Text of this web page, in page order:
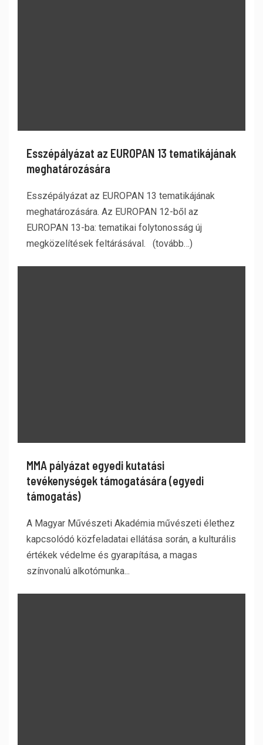
Esszépályázat az EUROPAN 13 tematikájának
meghatározására
Esszépályázat az EUROPAN 13 tematikájának
meghatározására. Az EUROPAN 12-ből az
EUROPAN 13-ba: tematikai folytonosság új
megközelítések feltárásával. (tovább…)
MMA pályázat egyedi kutatási
tevékenységek támogatására (egyedi
támogatás)
A Magyar Művészeti Akadémia művészeti élethez
kapcsolódó közfeladatai ellátása során, a kulturális
értékek védelme és gyarapítása, a magas
színvonalú alkotómunka...